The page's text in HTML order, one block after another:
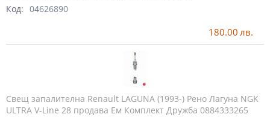
Код: 04626890
180.00 лв.
Свещ запалителна Renault LAGUNA (1993-) Рено Лагуна NGK
ULTRA V-Line 28 продава Ем Комплект Дружба 0884333265